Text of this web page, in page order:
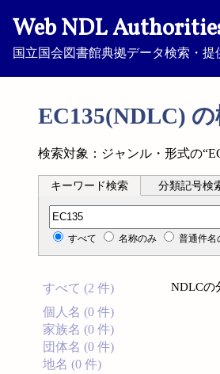
Web NDL
国立国会図書館典拠データ検索・提
EC135(NDLC)
検索対象：ジャンル・形式の
キーワード検索 分類記号検
分類記号検索
すべて 名称のみ 普通件名
すべて (2 件)
個人名 (0 件)
家族名 (0 件)
団体名 (0 件)
地名 (0 件)
NDLCの